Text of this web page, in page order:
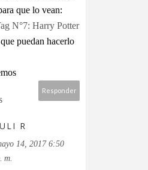
que lo vean:
N°7: Harry Potter
puedan hacerlo
Responder
R
14, 2017 6:50
m.